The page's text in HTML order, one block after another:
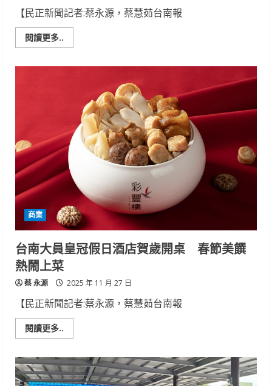
【民正新聞記者:蔡永源，蔡慧茹台南報
閱讀更多..
more
獲
高
度
肯
定！
榮
登
《康
健》
2025
腎
臟
科
特
色
醫
院
商業
台南大員皇冠假日酒店賀歲開桌 春節美饌
熱鬧上菜
蔡 永源 2025 年 11 月 27 日
【民正新聞記者:蔡永源，蔡慧茹台南報
閱讀更多..
more
南
大
員